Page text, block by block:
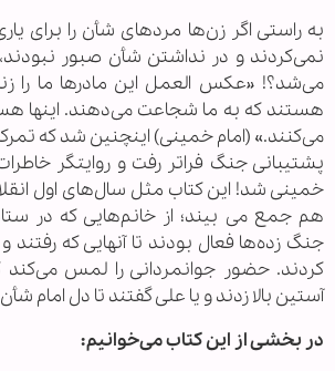
به راستی اگر زن‌ها مردهای شأن را برای
نمی‌کردند و در نداشتن شأن صبور نبودند،
می‌شد؟! «عکس العمل این مادرها ما را
هستند که به ما شجاعت می‌دهند. اینها
می‌کنند.» (امام خمینی) اینچنین شد که
پشتیبانی جنگ فراتر رفت و روایتگر
خمینی شد! این کتاب مثل سال‌های اول
هم جمع می بیند؛ از خانم‌هایی که در
جنگ زده‌ها فعال بودند تا آنهایی که رفتند
کردند. حضور جوانمردانی را لمس
آستین بالا زدند و یا علی گفتند تا دل امام
در بخشی از این کتاب می‌خوانیم: